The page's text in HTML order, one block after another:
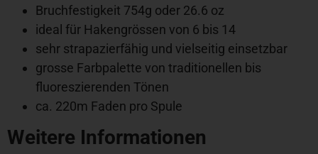
Bruchfestigkeit 754g oder 26.6 oz
ideal für Hakengrössen von 6 bis 14
sehr strapazierfähig und vielseitig einsetzbar
grosse Farbpalette von traditionellen bis
fluoreszierenden Tönen
ca. 220m Faden pro Spule
Weitere Informationen